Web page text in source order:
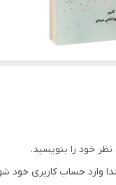
خود را بنویسید.
وارد حساب کاربری خود